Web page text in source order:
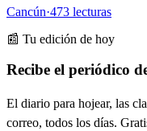
Cancún·473 lecturas
📰 Tu edición de hoy
Recibe el periódico
El diario para hojear, las
correo, todos los días.